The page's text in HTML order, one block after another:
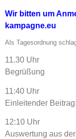
Wir bitten um
kampagne.eu
Als Tagesordnung
11.30 Uhr
Begrüßung
11:40 Uhr
Einleitender
12:10 Uhr
Auswertung aus